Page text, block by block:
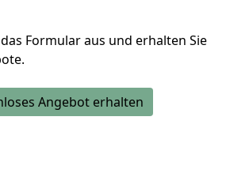
Formular aus und erhalten Sie
Angebot erhalten